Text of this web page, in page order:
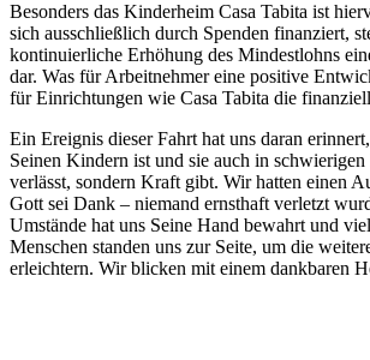
Besonders das Kinderheim Casa Tabita ist
sich ausschließlich durch Spenden finanziert,
kontinuierliche Erhöhung des Mindestlohns
dar. Was für Arbeitnehmer eine positive
für Einrichtungen wie Casa Tabita die
Ein Ereignis dieser Fahrt hat uns daran
Seinen Kindern ist und sie auch in
verlässt, sondern Kraft gibt. Wir hatten einen
Gott sei Dank – niemand ernsthaft verletzt
Umstände hat uns Seine Hand bewahrt und
Menschen standen uns zur Seite, um die
erleichtern. Wir blicken mit einem dankbaren